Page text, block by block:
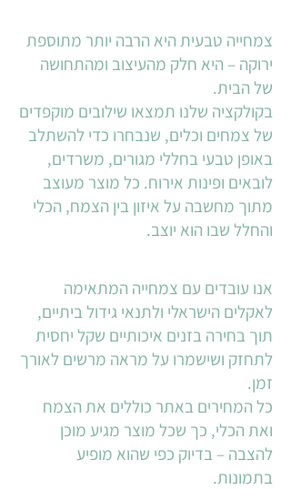
צמחייה טבעית היא הרבה יותר מתוספת
ירוקה – היא חלק מהעיצוב ומהתחושה
של הבית.
בקולקציה שלנו תמצאו שילובים מוקפדים
של צמחים וכלים, שנבחרו כדי להשתלב
באופן טבעי בחללי מגורים, משרדים,
לובאים ופינות אירוח. כל מוצר מעוצב
מתוך מחשבה על איזון בין הצמח, הכלי
והחלל שבו הוא יוצב.
אנו עובדים עם צמחייה המתאימה
לאקלים הישראלי ולתנאי גידול ביתיים,
תוך בחירה בזנים איכותיים שקל יחסית
לתחזק ושישמרו על מראה מרשים לאורך
זמן.
כל המחירים באתר כוללים את הצמח
ואת הכלי, כך שכל מוצר מגיע מוכן
להצבה – בדיוק כפי שהוא מופיע
בתמונות.